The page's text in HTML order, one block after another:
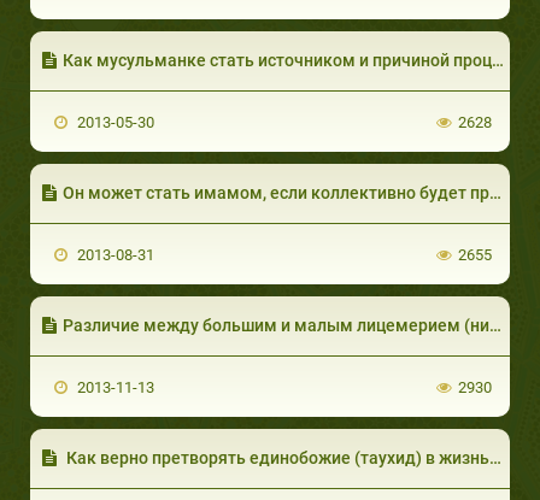
Как мусульманке стать источником и причиной процветания и благополучия супружеской жизни?
2013-05-30 2628
Он может стать имамом, если коллективно будет произносить мольбу к Аллаху и не будет складывать руки в молитве. Быть ли ему имамом или нет?
2013-08-31 2655
Различие между большим и малым лицемерием (нифак)
2013-11-13 2930
Как верно претворять единобожие (таухид) в жизнь, и что такое «обещанная награда» (аль-джаза аль-мау‘уд)?